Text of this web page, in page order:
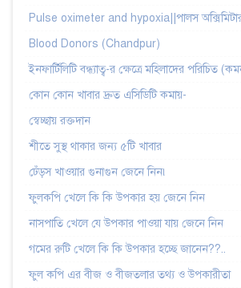
Pulse oximeter and hypoxia||পালস অক্সিমিটার
Blood Donors (Chandpur)
ইনফার্টিলিটি বন্ধ্যাত্ব-র ক্ষেত্রে মহিলাদের
কোন কোন খাবার দ্রুত এসিডিটি কমায়-
স্বেচ্ছায় রক্তদান
শীতে সুস্থ থাকার জন্য ৫টি খাবার
ঢেঁড়স খাওয়ার গুনাগুন জেনে নিন৷
ফুলকপি খেলে কি কি উপকার হয় জেনে নিন
নাসপাতি খেলে যে উপকার পাওয়া যায় জেনে নিন
গমের রুটি খেলে কি কি উপকার হচ্ছে জানেন??..
ফুল কপি এর বীজ ও বীজতলার তথ্য ও উপকারীতা